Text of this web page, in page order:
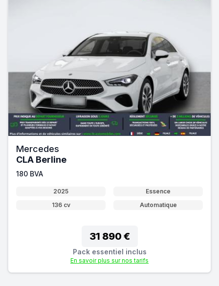
Mercedes
CLA Berline
180 BVA
2025
Essence
136 cv
Automatique
31 890 €
Pack essentiel inclus
En savoir plus sur nos tarifs